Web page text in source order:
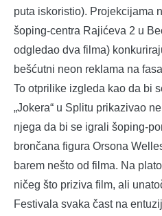
puta iskoristio). Projekcijama
šoping-centra Rajićeva 2 u
odgledao dva filma)
bešćutni neon reklama na
To otprilike izgleda kao da bi
„Jokera“ u Splitu prikazivao
njega da bi se igrali šoping-
brončana figura Orsona
barem nešto od filma. Na
ničeg što priziva film, ali
Festivala svaka čast na